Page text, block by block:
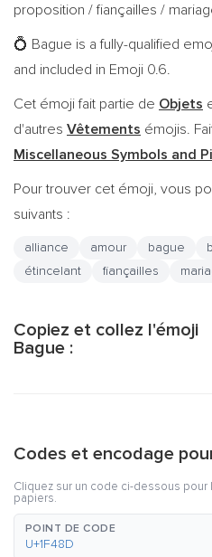
proposition / fiançailles /
💍 Bague is a fully-qualified
and included in Emoji 0.6.
Cet émoji fait partie de Objets
d'autres Vêtements émojis.
Miscellaneous Symbols and
Pour trouver cet émoji, vous
suivants :
alliance amour bague
étincelant
fiançailles
Copiez et collez l'émoji
Bague :
Codes et encodage
Cliquez sur un code ci-dessous
papiers.
POINT DE CODE
U+1F48D